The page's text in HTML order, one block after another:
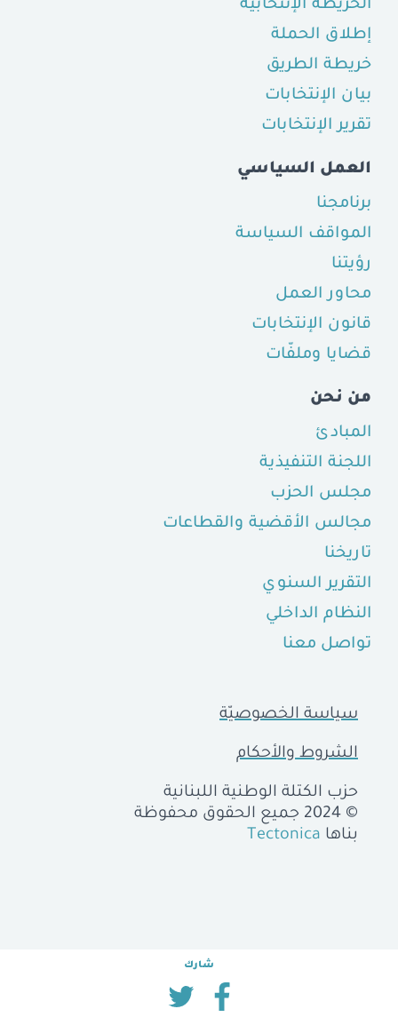
شارك
الخريطة الإنتخابية
إطلاق الحملة
خريطة الطريق
بيان الإنتخابات
تقرير الإنتخابات
العمل السياسي
برنامجنا
المواقف السياسة
رؤيتنا
محاور العمل
قانون الإنتخابات
قضايا وملفّات
من نحن
المبادئ
اللجنة التنفيذية
مجلس الحزب
مجالس الأقضية والقطاعات
تاريخنا
التقرير السنوي
النظام الداخلي
تواصل معنا
سياسة الخصوصيّة
الشروط والأحكام
حزب الكتلة الوطنية اللبنانية
© 2024 جميع الحقوق محفوظة
بناها Tectonica